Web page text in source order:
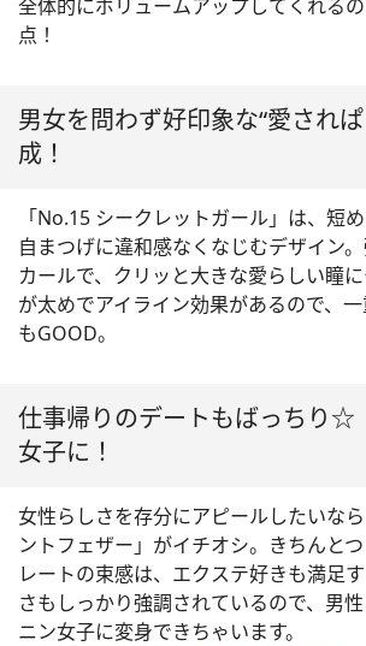
全体的にボリュームアップしてくれる
点！
男女を問わず好印象な“愛され
成！
「No.15 シークレットガール」は、短
自まつげに違和感なくなじむデザイン
カールで、クリッと大きな愛らしい瞳
が太めでアイライン効果があるので、
もGOOD。
仕事帰りのデートもばっちり
女子に！
女性らしさを存分にアピールしたいな
ントフェザー」がイチオシ。きちんと
レートの束感は、エクステ好きも満足
さもしっかり強調されているので、男
ニン女子に変身できちゃいます。